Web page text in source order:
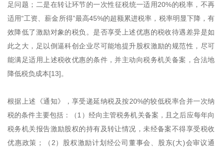
足问题；二是在转让环节的一次性征税统一适用20%的税率，不再
适用“工资、薪金所得”最高45%的超额累进税率，税率明显下降，有
效降低了激励对象的税负。是否享受上述优惠的税收待遇差异是如
此之大，足以倒逼科创企业尽可能地提升股权激励的规范性，尽可
能满足适用上述税收优惠的条件，并主动向税务机关备案，合法地
降低税负成本[13]。
根据上述《通知》，享受递延纳税及按20%的较低税率合并一次纳
税的条件主要包括：（1）经向主管税务机关备案，且之后应每年向
税务机关报告激励股权的持有及转让情况，未经备案不得享受税收
优惠政策；（2）股权激励计划经公司董事会、股东(大)会审议通